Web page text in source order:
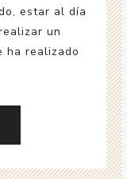
estar al día
un
ha realizado